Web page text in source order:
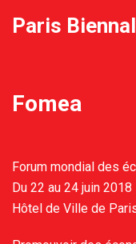
Paris
Fomea
Forum mondial des
Du 22 au 24 juin 2018
Hôtel de Ville de